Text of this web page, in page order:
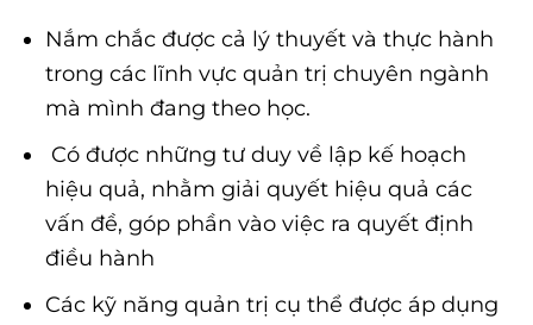
Nắm chắc được cả lý thuyết và thực hành
trong các lĩnh vực quản trị chuyên ngành
mà mình đang theo học.
Có được những tư duy về lập kế hoạch
hiệu quả, nhằm giải quyết hiệu quả các
vấn đề, góp phần vào việc ra quyết định
điều hành
Các kỹ năng quản trị cụ thể được áp dụng